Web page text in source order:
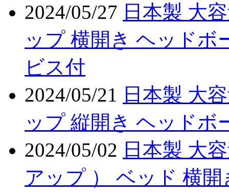
2024/05/27 日本製 大
ップ 横開き ヘッドボ
ビス付
2024/05/21 日本製 大
ップ 縦開き ヘッドボ
2024/05/02 日本製 大
アップ ） ベッド 横